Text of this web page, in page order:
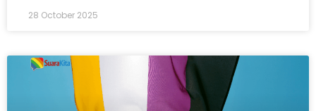
28 October 2025